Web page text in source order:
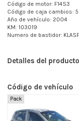
Código de motor: F14S3
Código de caja cambios: 5
Año de vehículo: 2004
KM: 103019
Numero de bastidor:
Detalles del producto
Código de vehículo
Pack